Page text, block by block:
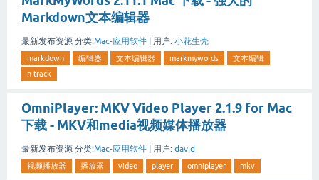
Markdown文本编辑器
最新发布资源 分类:Mac-应用软件 | 用户: 小花生壳
markdown 编辑器 文本编辑器 markmywords
文本编辑
n-track
OmniPlayer: MKV Video Player 2.1.9 for Mac
下载 - MKV和media视频媒体播放器
最新发布资源 分类:Mac-应用软件 | 用户: david
视频播放器 播放器 video player omniplayer mkv